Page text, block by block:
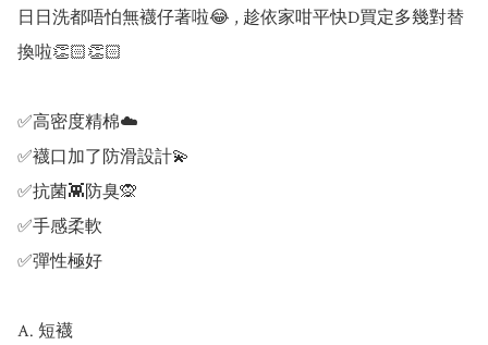
日日洗都唔怕無襪仔著啦😂 , 趁依家咁平快D買定多幾對替
換啦👏🏻👏🏻
✅高密度精棉☁️
✅襪口加了防滑設計💫
✅抗菌👾防臭🙊
✅手感柔軟
✅彈性極好
A. 短襪